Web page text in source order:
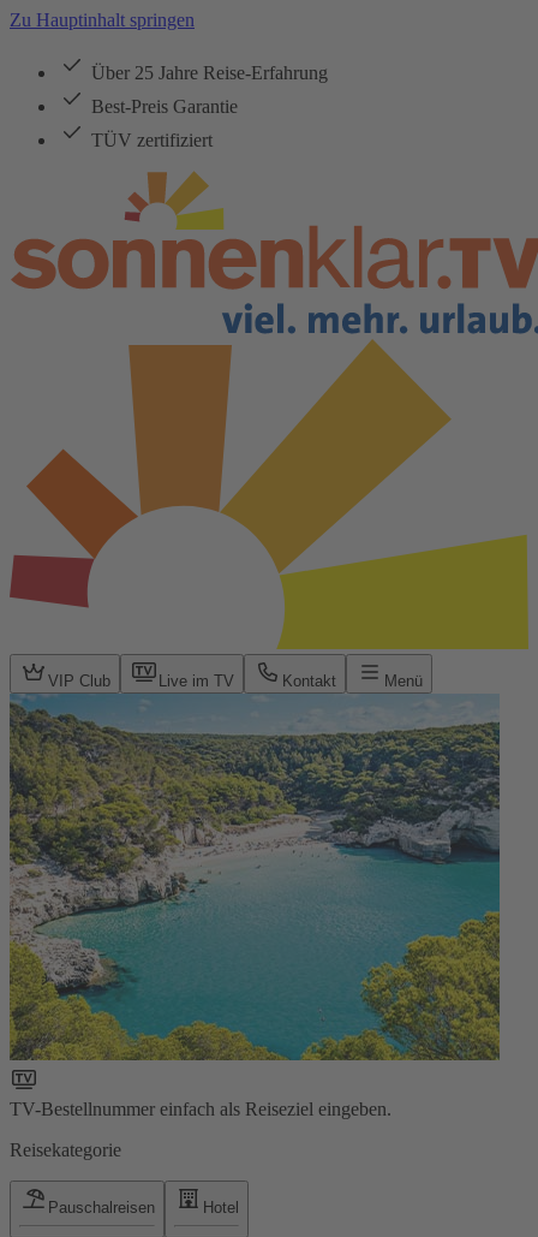
Zu Hauptinhalt springen
Über 25 Jahre Reise-Erfahrung
Best-Preis Garantie
TÜV zertifiziert
VIP Club Live im TV Kontakt Menü
TV-Bestellnummer einfach als Reiseziel eingeben.
Reisekategorie
Pauschalreisen Hotel